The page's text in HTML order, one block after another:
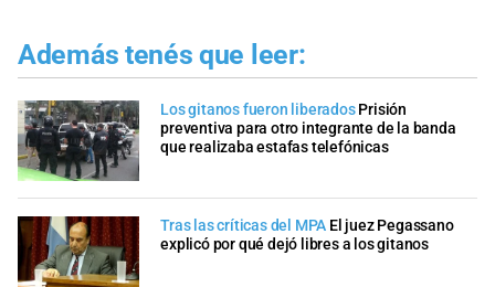
Además tenés que leer:
Los gitanos fueron liberados Prisión
preventiva para otro integrante de la banda
que realizaba estafas telefónicas
Tras las críticas del MPA El juez Pegassano
explicó por qué dejó libres a los gitanos